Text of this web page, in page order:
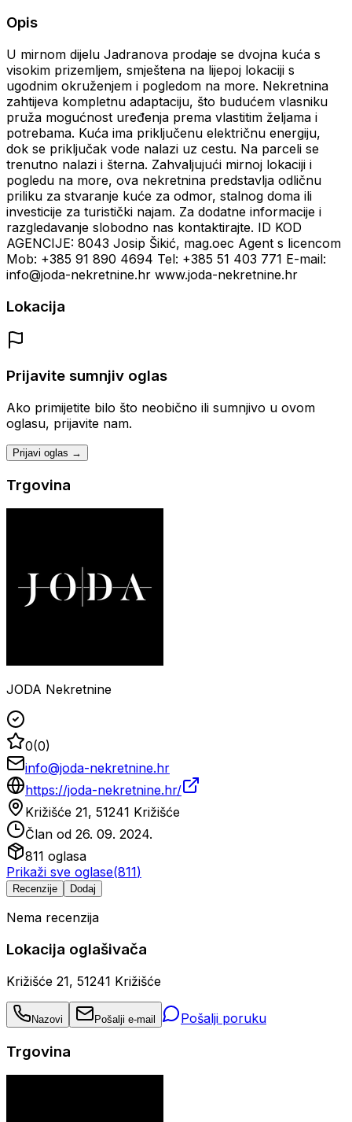
Opis
U mirnom dijelu Jadranova prodaje se dvojna kuća s
visokim prizemljem, smještena na lijepoj lokaciji s
ugodnim okruženjem i pogledom na more. Nekretnina
zahtijeva kompletnu adaptaciju, što budućem vlasniku
pruža mogućnost uređenja prema vlastitim željama i
potrebama. Kuća ima priključenu električnu energiju,
dok se priključak vode nalazi uz cestu. Na parceli se
trenutno nalazi i šterna. Zahvaljujući mirnoj lokaciji i
pogledu na more, ova nekretnina predstavlja odličnu
priliku za stvaranje kuće za odmor, stalnog doma ili
investicije za turistički najam. Za dodatne informacije i
razgledavanje slobodno nas kontaktirajte. ID KOD
AGENCIJE: 8043 Josip Šikić, mag.oec Agent s licencom
Mob: +385 91 890 4694 Tel: +385 51 403 771 E-mail:
info@joda-nekretnine.hr www.joda-nekretnine.hr
Lokacija
Prijavite sumnjiv oglas
Ako primijetite bilo što neobično ili sumnjivo u ovom
oglasu, prijavite nam.
Prijavi oglas →
Trgovina
JODA Nekretnine
0(0)
info@joda-nekretnine.hr
https://joda-nekretnine.hr/
Križišće 21, 51241 Križišće
Član od 26. 09. 2024.
811 oglasa
Prikaži sve oglase(811)
Recenzije Dodaj
Nema recenzija
Lokacija oglašivača
Križišće 21, 51241 Križišće
Nazovi Pošalji e-mail Pošalji poruku
Trgovina